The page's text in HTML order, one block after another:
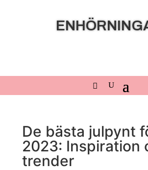
De bästa julpynt
2023: Inspiration
trender